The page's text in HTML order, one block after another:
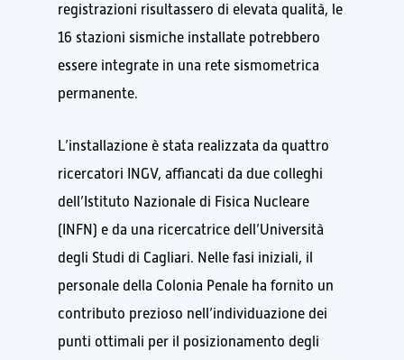
registrazioni risultassero di elevata qualità, le
16 stazioni sismiche installate potrebbero
essere integrate in una rete sismometrica
permanente.
L’installazione è stata realizzata da quattro
ricercatori INGV, affiancati da due colleghi
dell’Istituto Nazionale di Fisica Nucleare
(INFN) e da una ricercatrice dell’Università
degli Studi di Cagliari. Nelle fasi iniziali, il
personale della Colonia Penale ha fornito un
contributo prezioso nell’individuazione dei
punti ottimali per il posizionamento degli